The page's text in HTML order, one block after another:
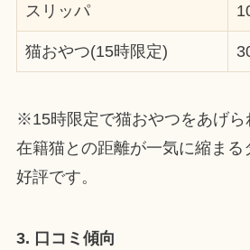
スリッパ
猫おやつ(15時限定)
※15時限定で猫おやつをあげら
在籍猫との距離が一気に縮まる
好評です。
3. 口コミ傾向